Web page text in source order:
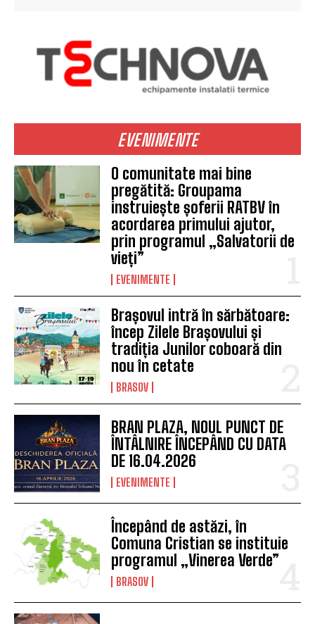
EVENIMENTE
O comunitate mai bine
pregătită: Groupama
instruiește șoferii RATBV în
acordarea primului ajutor,
prin programul „Salvatorii de
vieți”
EVENIMENTE
Brașovul intră în sărbătoare:
încep Zilele Brașovului și
tradiția Junilor coboară din
nou în cetate
BRASOV
BRAN PLAZA, NOUL PUNCT DE
ÎNTÂLNIRE ÎNCEPÂND CU DATA
DE 16.04.2026
EVENIMENTE
Începând de astăzi, în
Comuna Cristian se instituie
programul „Vinerea Verde”
BRASOV